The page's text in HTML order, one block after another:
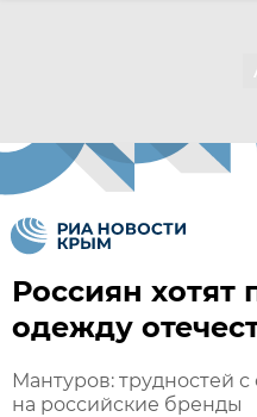
Россиян хотят
одежду
Мантуров: трудностей
на российские бренды